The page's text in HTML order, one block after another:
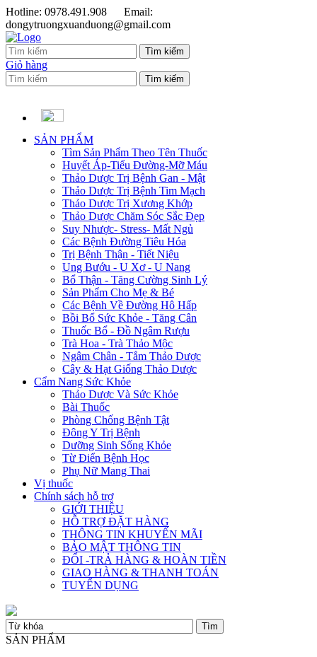
Hotline: 0978.491.908
Email:
dongytruongxuanduong@gmail.com
Giỏ hàng
SẢN PHẨM
Tìm Sản Phẩm Theo Tên Thuốc
Huyết Áp-Tiểu Đường-Mỡ Máu
Thảo Dược Trị Bệnh Gan - Mật
Thảo Dược Trị Bệnh Tim Mạch
Thảo Dược Trị Xương Khớp
Thảo Dược Chăm Sóc Sắc Đẹp
Suy Nhược- Stress- Mất Ngủ
Các Bệnh Đường Tiêu Hóa
Trị Bệnh Thận - Tiết Niệu
Ung Bướu - U Xơ - U Nang
Bổ Thận - Tăng Cường Sinh Lý
Sản Phẩm Cho Mẹ & Bé
Các Bệnh Về Đường Hô Hấp
Bồi Bổ Sức Khỏe - Tăng Cân
Thuốc Bổ - Đồ Ngâm Rượu
Trà Hoa - Trà Thảo Mộc
Ngâm Chân - Tắm Thảo Dược
Cây & Hạt Giống Thảo Dược
Cẩm Nang Sức Khỏe
Thảo Dược Và Sức Khỏe
Bài Thuốc
Phòng Chống Bệnh Tật
Đông Y Trị Bệnh
Dưỡng Sinh Sống Khỏe
Từ Điển Bệnh Học
Phụ Nữ Mang Thai
Vị thuốc
Chính sách hỗ trợ
GIỚI THIỆU
HỖ TRỢ ĐẶT HÀNG
THÔNG TIN KHUYẾN MÃI
BẢO MẬT THÔNG TIN
ĐỔI -TRẢ HÀNG & HOÀN TIỀN
GIAO HÀNG & THANH TOÁN
TUYỂN DỤNG
SẢN PHẨM